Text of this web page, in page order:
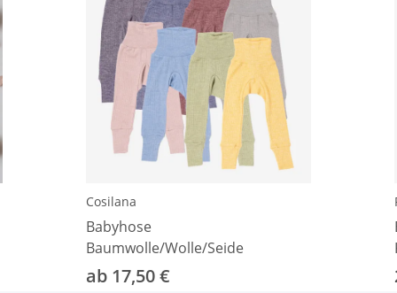
Cosilana
Babyhose
Baumwolle/Wolle/Seide
ab 17,50 €